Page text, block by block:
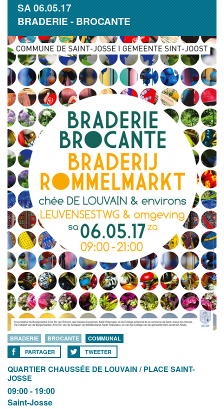
SA06.05.17
BRADERIE - BROCANTE
BRADERIE BROCANTE
COMMUNAL
PARTAGER
TWEETER
QUARTIER CHAUSSÉE DE LOUVAIN / PLACE SAINT-
JOSSE
09:00 - 19:00
Saint-Josse